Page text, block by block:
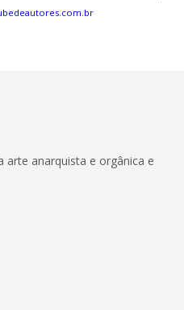
arte anarquista e orgânica e